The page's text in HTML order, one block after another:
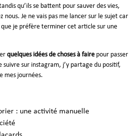
qu’ils se battent pour sauver des vies,
nous. Je ne vais pas me lancer sur le sujet car
je préfère terminer cet article sur une
quelques idées de choses à faire pour passer
suivre sur instagram, j’y partage du positif,
mes journées.
: une activité manuelle